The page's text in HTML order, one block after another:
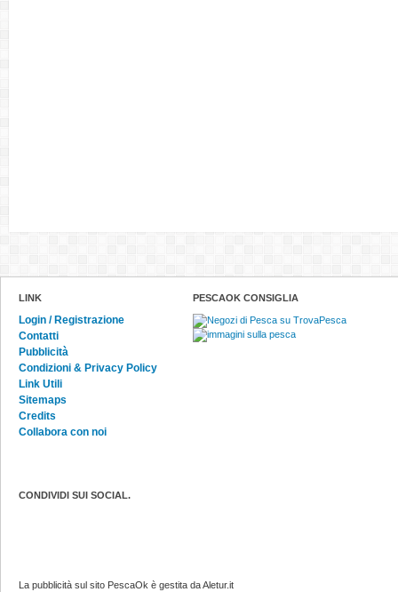
LINK
Login / Registrazione
Contatti
Pubblicità
Condizioni & Privacy Policy
Link Utili
Sitemaps
Credits
Collabora con noi
PESCAOK CONSIGLIA
CONDIVIDI SUI SOCIAL.
La pubblicità sul sito PescaOk è gestita da Aletur.it